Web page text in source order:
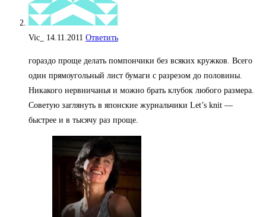
Vic_ 14.11.2011 Ответить
гораздо проще делать помпончики без всяких кружков. Всего
один прямоугольный лист бумаги с разрезом до половины.
Никакого нервничанья и можно брать клубок любого размера.
Советую заглянуть в японские журнальчики Let’s knit —
быстрее и в тысячу раз проще.